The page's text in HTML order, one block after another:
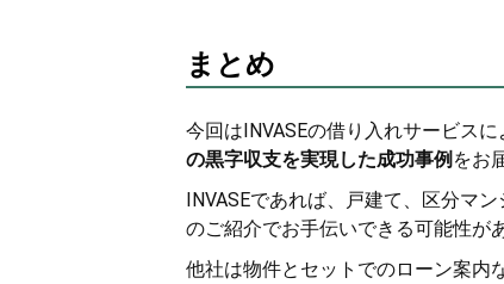
まとめ
今回はINVASEの借り入れサービスに
の黒字収支を実現した成功事例 をお
INVASEであれば、戸建て、区分マ
のご紹介でお手伝いできる可能性が
他社は物件とセットでのローン案内